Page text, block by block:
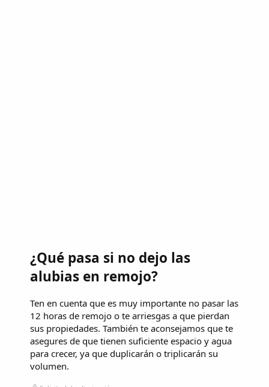
¿Qué pasa si no dejo las
alubias en remojo?
Ten en cuenta que es muy importante no pasar las
12 horas de remojo o te arriesgas a que pierdan
sus propiedades. También te aconsejamos que te
asegures de que tienen suficiente espacio y agua
para crecer, ya que duplicarán o triplicarán su
volumen.